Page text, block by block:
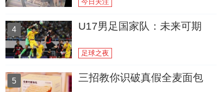
今日关注
4 U17男足国家队：未来可期
足球之夜
5 三招教你识破真假全麦面包